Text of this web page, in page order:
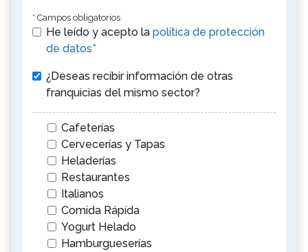
* Campos obligatorios
He leído y acepto la política de protección
de datos*
¿Deseas recibir información de otras
franquicias del mismo sector?
Cafeterías
Cervecerías y Tapas
Heladerías
Restaurantes
Italianos
Comida Rápida
Yogurt Helado
Hamburgueserías